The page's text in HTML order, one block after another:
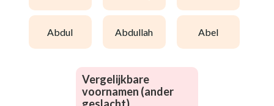
abdul abdullah abel
Vergelijkbare
voornamen (ander